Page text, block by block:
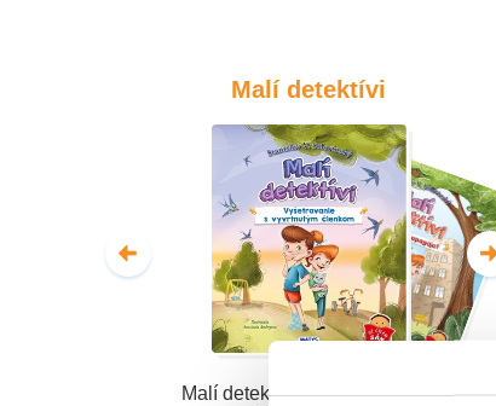
Malí detektívi
Malí detektívi - Vyšetrovanie s